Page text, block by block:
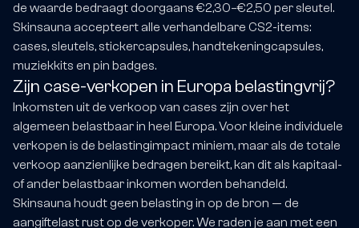
de waarde bedraagt doorgaans €2,30–€2,50 per sleutel.
Skinsauna accepteert alle verhandelbare CS2-items:
cases, sleutels, stickercapsules, handtekeningcapsules,
muziekkits en pin badges.
Zijn case-verkopen in Europa belastingvrij?
Inkomsten uit de verkoop van cases zijn over het
algemeen belastbaar in heel Europa. Voor kleine individuele
verkopen is de belastingimpact miniem, maar als de totale
verkoop aanzienlijke bedragen bereikt, kan dit als kapitaal-
of ander belastbaar inkomen worden behandeld.
Skinsauna houdt geen belasting in op de bron — de
aangiftelast rust op de verkoper. We raden je aan met een